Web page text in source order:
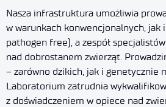
Nasza infrastruktura umożliwia
w warunkach konwencjonalnych, jak i
pathogen free), a zespół
nad dobrostanem zwierząt.
– zarówno dzikich, jak i genetycznie
Laboratorium zatrudnia
z doświadczeniem w opiece nad